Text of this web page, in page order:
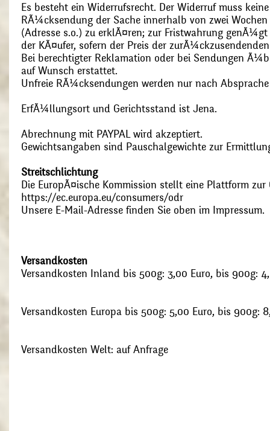
Es besteht ein Widerrufsrecht. Der Widerruf muss
RÃ¼cksendung der Sache innerhalb von zwei
(Adresse s.o.) zu erklÃ¤ren; zur Fristwahrung
der KÃ¤ufer, sofern der Preis der
Bei berechtigter Reklamation oder bei Sendungen
auf Wunsch erstattet.
Unfreie RÃ¼cksendungen werden nur nach
ErfÃ¼llungsort und Gerichtsstand ist Jena.
Abrechnung mit PAYPAL wird akzeptiert.
Gewichtsangaben sind Pauschalgewichte zur
Streitschlichtung
Die EuropÃ¤ische Kommission stellt eine Plattform
https://ec.europa.eu/consumers/odr
Unsere E-Mail-Adresse finden Sie oben im Impressum.
Versandkosten
Versandkosten Inland bis 500g: 3,00 Euro, bis 900g:
Versandkosten Europa bis 500g: 5,00 Euro, bis 900g:
Versandkosten Welt: auf Anfrage